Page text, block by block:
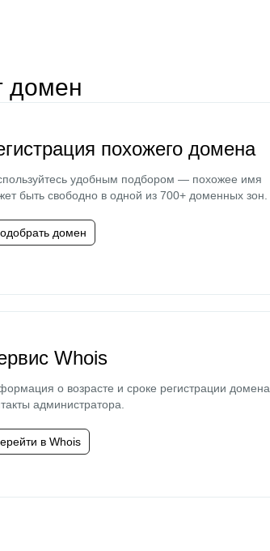
домен
похожего домена
удобным подбором — похожее имя
быть свободно в одной из 700+ доменных зон.
домен
Whois
о возрасте и сроке регистрации домена,
администратора.
в Whois